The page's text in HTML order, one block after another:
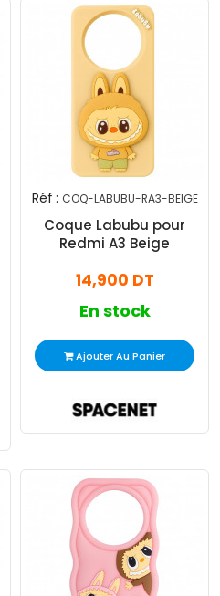
Réf : COQ-LABUBU-RA3-BEIGE
Coque Labubu pour
Redmi A3 Beige
14,900 DT
En stock
Ajouter Au Panier